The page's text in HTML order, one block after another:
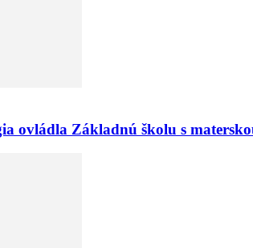
ovládla Základnú školu s